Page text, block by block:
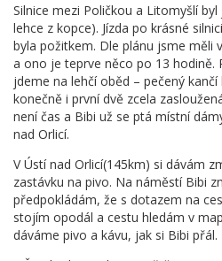
Silnice mezi Poličkou a Litomyšlí
lehce z kopce). Jízda po krásné
byla požitkem. Dle plánu jsme měli
a ono je teprve něco po 13 hodině.
jdeme na lehčí oběd – pečený
konečně i první dvě zcela
není čas a Bibi už se ptá místní
nad Orlicí.
V Ústí nad Orlicí(145km) si dávám
zastávku na pivo. Na náměstí Bibi
předpokládám, že s dotazem na
stojím opodál a cestu hledám v
dáváme pivo a kávu, jak si Bibi přál.